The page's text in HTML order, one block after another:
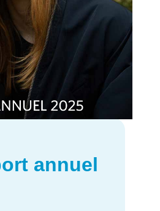
annuel